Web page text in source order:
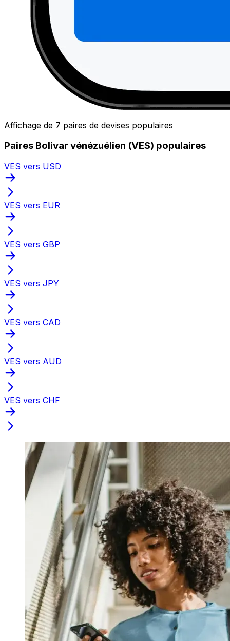
Affichage de 7 paires de devises populaires
Paires Bolivar vénézuélien (VES) populaires
VES vers USD
VES vers EUR
VES vers GBP
VES vers JPY
VES vers CAD
VES vers AUD
VES vers CHF